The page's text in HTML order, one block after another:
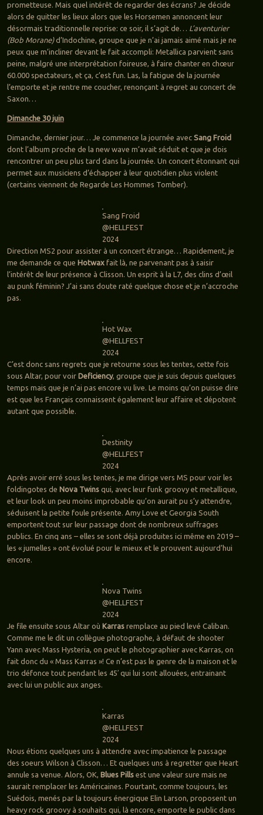
prometteuse. Mais quel intérêt de regarder des écrans? Je décide
alors de quitter les lieux alors que les Horsemen annoncent leur
désormais traditionnelle reprise: ce soir, il s’agit de… L’aventurier
(Bob Morane)d’Indochine, groupe que je n’ai jamais aimé mais je ne
peux que m’incliner devant le fait accompli: Metallica parvient sans
peine, malgré une interprétation foireuse, à faire chanter en chœur
60.000 spectateurs, et ça, c’est fun. Las, la fatigue de la journée
l’emporte et je rentre me coucher, renonçant à regret au concert de
Saxon…
Dimanche 30 juin
Dimanche, dernier jour… Je commence la journée avec Sang Froid
dont l’album proche de la new wave m’avait séduit et que je dois
rencontrer un peu plus tard dans la journée. Un concert étonnant qui
permet aux musiciens d’échapper à leur quotidien plus violent
(certains viennent de Regarde Les Hommes Tomber).
Sang Froid
@HELLFEST
2024
Direction MS2 pour assister à un concert étrange… Rapidement, je
me demande ce que Hotwax fait là, ne parvenant pas à saisir
l’intérêt de leur présence à Clisson. Un esprit à la L7, des clins d’œil
au punk féminin? J’ai sans doute raté quelque chose et je n’accroche
pas.
Hot Wax
@HELLFEST
2024
C’est donc sans regrets que je retourne sous les tentes, cette fois
sous Altar, pour voir Deficiency, groupe que je suis depuis quelques
temps mais que je n’ai pas encore vu live. Le moins qu’on puisse dire
est que les Français connaissent également leur affaire et dépotent
autant que possible.
Destinity
@HELLFEST
2024
Après avoir erré sous les tentes, je me dirige vers MS pour voir les
foldingotes de Nova Twinsqui, avec leur funk groovy et metallique,
et leur look un peu moins improbable qu’on aurait pu s’y attendre,
séduisent la petite foule présente. Amy Love et Georgia South
emportent tout sur leur passage dont de nombreux suffrages
publics. En cinq ans – elles se sont déjà produites ici même en 2019 –
les « jumelles » ont évolué pour le mieux et le prouvent aujourd’hui
encore.
Nova Twins
@HELLFEST
2024
Je file ensuite sous Altar où Karras remplace au pied levé Caliban.
Comme me le dit un collègue photographe, à défaut de shooter
Yann avec Mass Hysteria, on peut le photographier avec Karras, on
fait donc du « Mass Karras »! Ce n’est pas le genre de la maison et le
trio défonce tout pendant les 45′ qui lui sont allouées, entrainant
avec lui un public aux anges.
Karras
@HELLFEST
2024
Nous étions quelques uns à attendre avec impatience le passage
des soeurs Wilson à Clisson… Et quelques uns à regretter que Heart
annule sa venue. Alors, OK, Blues Pillsest une valeur sure mais ne
saurait remplacer les Américaines. Pourtant, comme toujours, les
Suédois, menés par la toujours énergique Elin Larson, proposent un
heavy rock groovy à souhaits qui, là encore, emporte le public dans